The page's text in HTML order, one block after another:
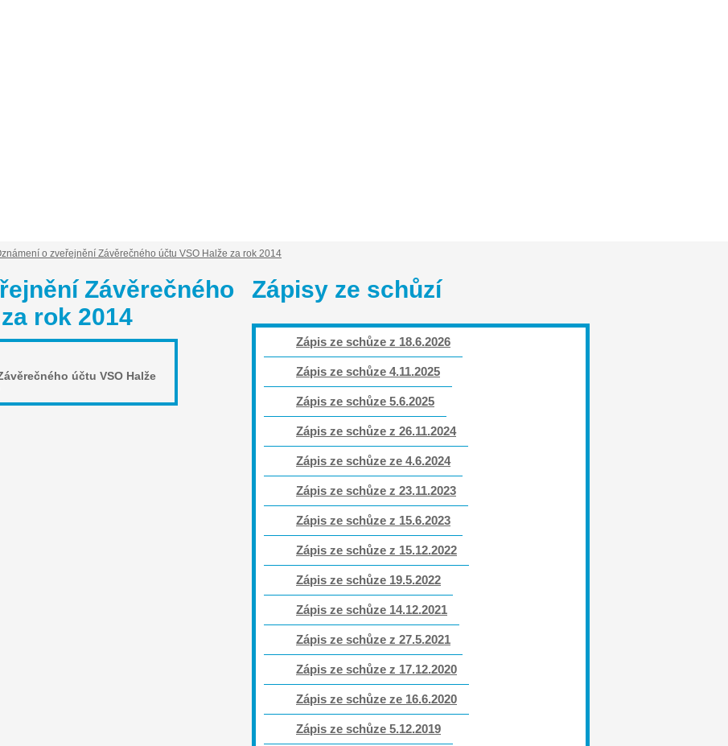
o zveřejnění Závěrečného účtu VSO Halže za rok 2014
Závěrečného
rok 2014
účtu VSO Halže
Zápisy ze schůzí
Zápis ze schůze z 18.6.2026
Zápis ze schůze 4.11.2025
Zápis ze schůze 5.6.2025
Zápis ze schůze z 26.11.2024
Zápis ze schůze ze 4.6.2024
Zápis ze schůze z 23.11.2023
Zápis ze schůze z 15.6.2023
Zápis ze schůze z 15.12.2022
Zápis ze schůze 19.5.2022
Zápis ze schůze 14.12.2021
Zápis ze schůze z 27.5.2021
Zápis ze schůze z 17.12.2020
Zápis ze schůze ze 16.6.2020
Zápis ze schůze 5.12.2019